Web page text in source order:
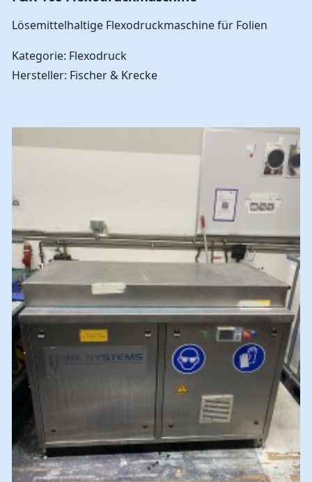
Lösemittelhaltige Flexodruckmaschine für Folien
Kategorie: Flexodruck
Hersteller: Fischer & Krecke